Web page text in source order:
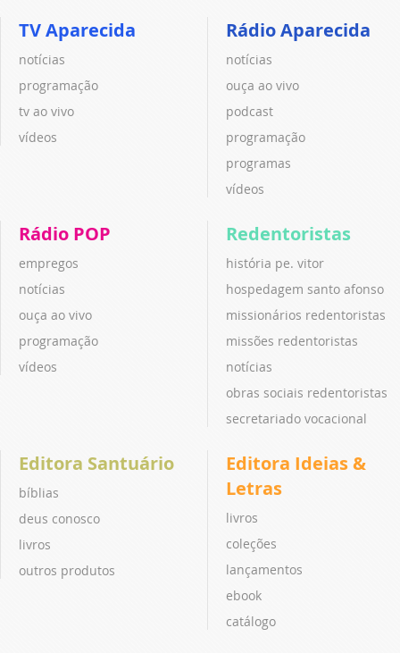
TV Aparecida
notícias
programação
tv ao vivo
vídeos
Rádio Aparecida
notícias
ouça ao vivo
podcast
programação
programas
vídeos
Rádio POP
empregos
notícias
ouça ao vivo
programação
vídeos
Redentoristas
história pe. vitor
hospedagem santo afonso
missionários redentoristas
missões redentoristas
notícias
obras sociais redentoristas
secretariado vocacional
Editora Santuário
bíblias
deus conosco
livros
outros produtos
Editora Ideias &
Letras
livros
coleções
lançamentos
ebook
catálogo